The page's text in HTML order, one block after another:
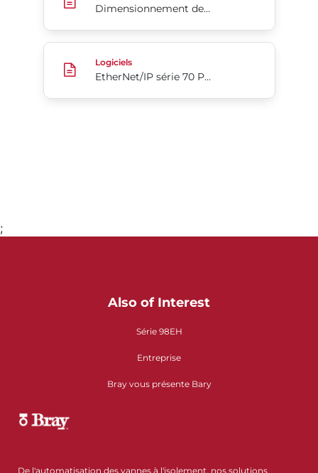
Dimensionnement de vanne V.4,80
EtherNet/IP série 70 Profil add-on pour Rockwell
Logiciels
EtherNet/IP série 70 Profil add-on pour Rockwell Automation Studio5000
;
Also of Interest
Série 98EH
Entreprise
Bray vous présente Bary
De l'automatisation des vannes à l'isolement, nos solutions